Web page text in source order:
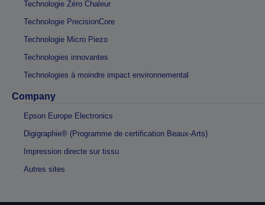
Technologie Zéro Chaleur
Technologie PrecisionCore
Technologie Micro Piezo
Technologies innovantes
Technologies à moindre impact environnemental
Company
Epson Europe Electronics
Digigraphie® (Programme de certification Beaux-Arts)
Impression directe sur tissu
Autres sites